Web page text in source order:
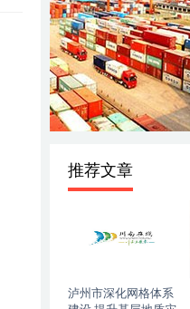
推荐文章
泸州市深化网格体系